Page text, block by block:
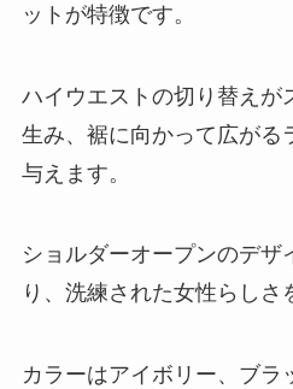
ットが特徴です。
ハイウエストの切り替えが
生み、裾に向かって広がる
与えます。
ショルダーオープンのデザ
り、洗練された女性らしさ
カラーはアイボリー、ブラ